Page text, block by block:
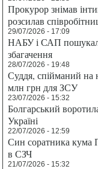
Прокурор знімав
розсилав
29/07/2026 - 17:09
НАБУ і САП
збагачення
28/07/2026 - 19:48
Суддя, спійманий на
млн грн для ЗСУ
23/07/2026 - 15:32
Болгарський
Україні
22/07/2026 - 12:59
Син соратника кума
в СЗЧ
21/07/2026 - 15:32